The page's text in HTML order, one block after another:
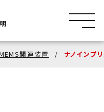
関連装置 ナノインプ